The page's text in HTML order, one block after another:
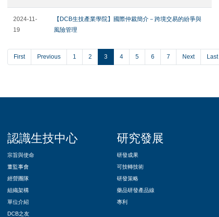
2024-11-
19
【DCB生技產業學院】國際仲裁簡介－跨境交易的紛爭與
風險管理
First Previous 1 2 3 4 5 6 7 Next Last
認識生技中心
宗旨與使命
董監事會
經營團隊
組織架構
單位介紹
DCB之友
研究發展
研發成果
可技轉技術
研發策略
藥品研發產品線
專利